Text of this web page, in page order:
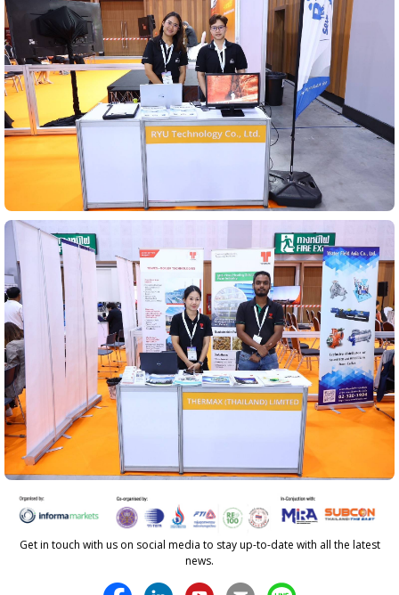
Get in touch with us on social media to stay up-to-date with all the latest
news.